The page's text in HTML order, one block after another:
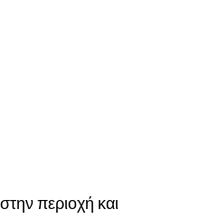
περιοχή και